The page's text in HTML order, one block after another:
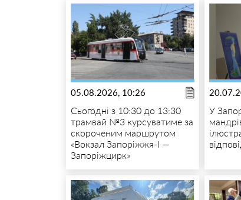
05.08.2026, 10:26
Сьогодні з 10:30 до 13:30
трамвай №3 курсуватиме за
скороченим маршрутом
«Вокзал Запоріжжя-I —
Запоріжцирк»
У